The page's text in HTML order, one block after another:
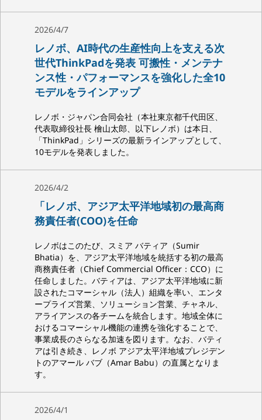
2026/4/7
レノボ、AI時代の生産性向上を支える次
世代ThinkPadを発表 可搬性・メンテナ
ンス性・パフォーマンスを強化した全10
モデルをラインアップ
レノボ・ジャパン合同会社（本社東京都千代田区、
代表取締役社長 檜山太郎、以下レノボ）は本日、
「ThinkPad」シリーズの最新ラインアップとして、
10モデルを発表しました。
2026/4/2
「レノボ、アジア太平洋地域初の最高商
務責任者(COO)を任命
レノボはこのたび、スミア バティア（Sumir
Bhatia）を、アジア太平洋地域を統括する初の最高
商務責任者（Chief Commercial Officer：CCO）に
任命しました。バティアは、アジア太平洋地域に新
設されたコマーシャル（法人）組織を率い、エンタ
ープライズ営業、ソリューション営業、チャネル、
アライアンスの各チームを統合します。地域全体に
おけるコマーシャル機能の連携を強化することで、
事業成長のさらなる加速を図ります。なお、バティ
アは引き続き、レノボ アジア太平洋地域プレジデン
トのアマール バブ（Amar Babu）の直属となりま
す。
2026/4/1